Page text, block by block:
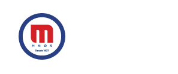
contenido